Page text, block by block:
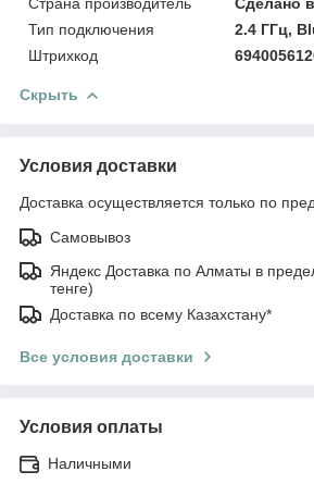
Тип подключения
2.4 ГГц,
Штрихкод
Скрыть
Условия доставки
Доставка осуществляется только по
Самовывоз
Яндекс Доставка по Алматы в
тенге)
Доставка по всему Казахстану*
Все условия доставки
Условия оплаты
Наличными